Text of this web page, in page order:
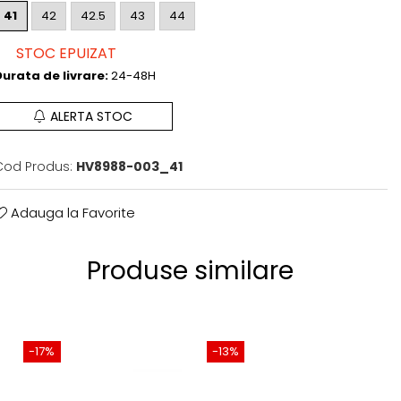
41 42 42.5 43 44
STOC EPUIZAT
de livrare:24-48H
ALERTA STOC
Produs: HV8988-003_41
Adauga la Favorite
Produse similare
-17% -13%